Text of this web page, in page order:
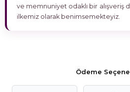
ve memnuniyet odaklı bir alışveriş
ilkemiz olarak benimsemekteyiz.
Ödeme